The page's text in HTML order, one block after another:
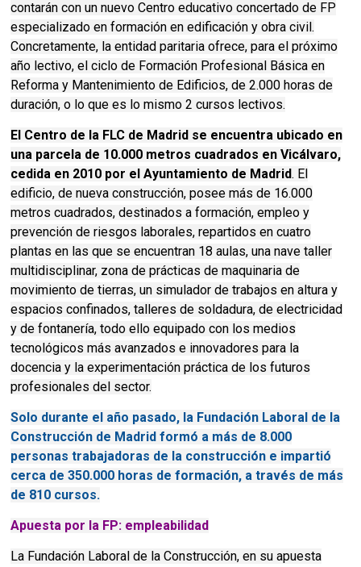
contarán con un nuevo Centro educativo concertado de FP
especializado en formación en edificación y obra civil.
Concretamente, la entidad paritaria ofrece, para el próximo
año lectivo, el ciclo de Formación Profesional Básica en
Reforma y Mantenimiento de Edificios, de 2.000 horas de
duración, o lo que es lo mismo 2 cursos lectivos.
El Centro de la FLC de Madrid se encuentra ubicado en
una parcela de 10.000 metros cuadrados en Vicálvaro,
cedida en 2010 por el Ayuntamiento de Madrid. El
edificio, de nueva construcción, posee más de 16.000
metros cuadrados, destinados a formación, empleo y
prevención de riesgos laborales, repartidos en cuatro
plantas en las que se encuentran 18 aulas, una nave taller
multidisciplinar, zona de prácticas de maquinaria de
movimiento de tierras, un simulador de trabajos en altura y
espacios confinados, talleres de soldadura, de electricidad
y de fontanería, todo ello equipado con los medios
tecnológicos más avanzados e innovadores para la
docencia y la experimentación práctica de los futuros
profesionales del sector.
Solo durante el año pasado, la Fundación Laboral de la
Construcción de Madrid formó a más de 8.000
personas trabajadoras de la construcción e impartió
cerca de 350.000 horas de formación, a través de más
de 810 cursos.
Apuesta por la FP: empleabilidad
La Fundación Laboral de la Construcción, en su apuesta